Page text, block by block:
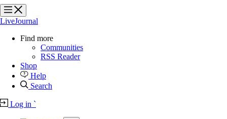
?
?
LiveJournal
Find more
Communities
RSS Reader
Shop
Help
Search
Log in `